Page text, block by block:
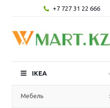
+7 727 31 22 666
IKEA
Мебель